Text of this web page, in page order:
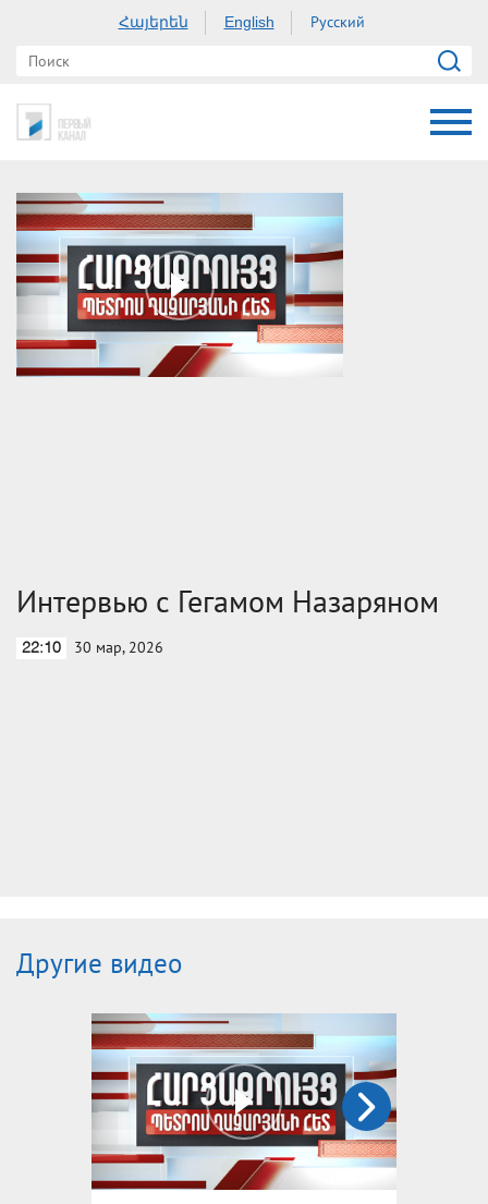
Հայերեն English Русский
Интервью с Гегамом Назаряном
22:10 30 мар, 2026
Другие видео